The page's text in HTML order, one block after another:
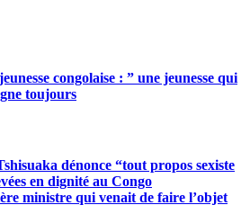
congolaise : ” une jeunesse qui
toujours
dénonce “tout propos sexiste
en dignité au Congo
ministre qui venait de faire l’objet